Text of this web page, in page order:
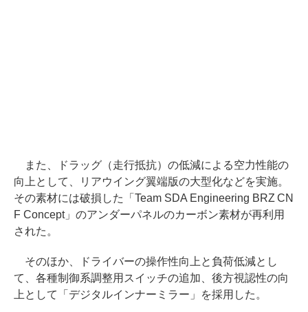
また、ドラッグ（走行抵抗）の低減による空力性能の
向上として、リアウイング翼端版の大型化などを実施。
その素材には破損した「Team SDA Engineering BRZ CN
F Concept」のアンダーパネルのカーボン素材が再利用
された。
そのほか、ドライバーの操作性向上と負荷低減とし
て、各種制御系調整用スイッチの追加、後方視認性の向
上として「デジタルインナーミラー」を採用した。